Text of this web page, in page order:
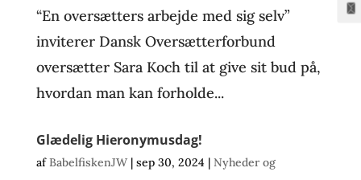
“En oversætters arbejde med sig selv”
inviterer Dansk Oversætterforbund
oversætter Sara Koch til at give sit bud på,
hvordan man kan forholde...
Glædelig Hieronymusdag!
afBabelfiskenJW| sep 30, 2024 | Nyheder og